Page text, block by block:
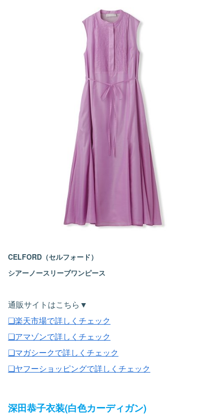
CELFORD（セルフォード）
シアーノースリーブワンピース
通販サイトはこちら▼
❏楽天市場で詳しくチェック
❏アマゾンで詳しくチェック
❏マガシークで詳しくチェック
❏ヤフーショッピングで詳しくチェック
深田恭子衣装(白色カーディガン)